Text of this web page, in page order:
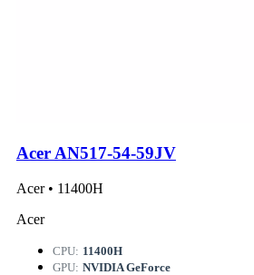
Acer AN517-54-59JV
Acer • 11400H
Acer
CPU: 11400H
GPU: NVIDIA GeForce